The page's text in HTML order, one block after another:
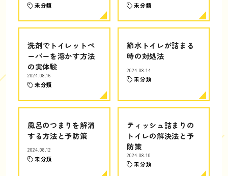
未分類 未分類
洗剤でトイレットペ
ーパーを溶かす方法
の実体験
2024.08.16
未分類
節水トイレが詰まる
時の対処法
2024.08.14
未分類
風呂のつまりを解消
する方法と予防策
2024.08.12
未分類
ティッシュ詰まりの
トイレの解決法と予
防策
2024.08.10
未分類